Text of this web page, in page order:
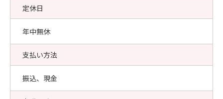
定休日
年中無休
支払い方法
振込、現金